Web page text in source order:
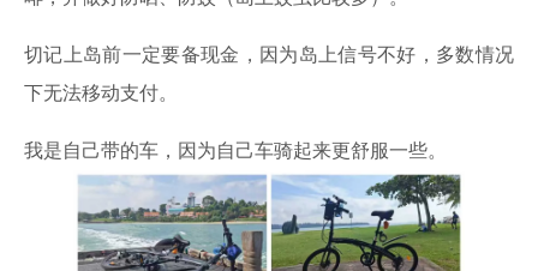
切记上岛前一定要备现金，因为岛上信号不好，多数情况
下无法移动支付。
我是自己带的车，因为自己车骑起来更舒服一些。